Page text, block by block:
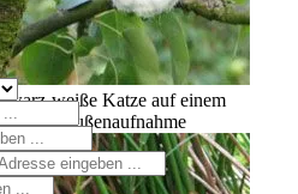
weiße Katze auf einem
Außenaufnahme